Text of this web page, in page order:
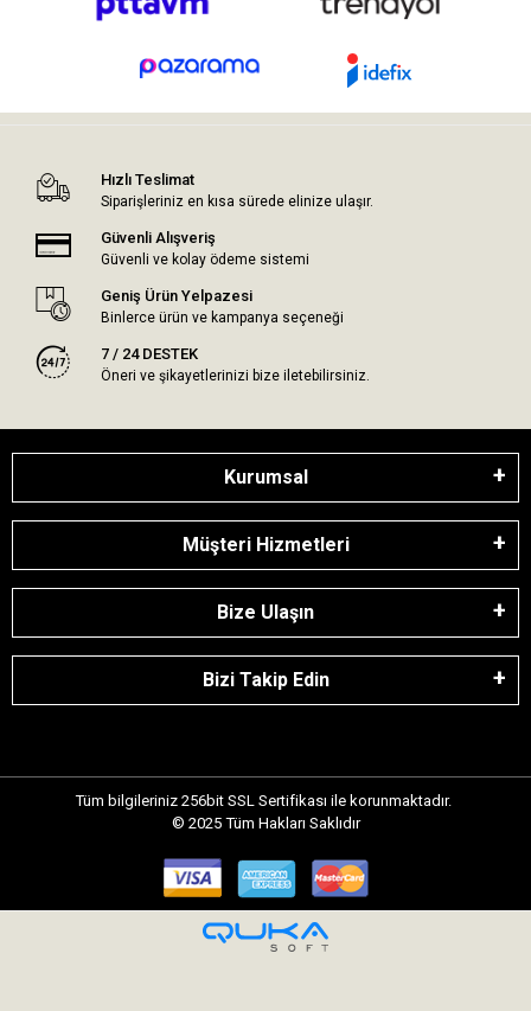
Hızlı Teslimat
Siparişleriniz en kısa sürede elinize ulaşır.
Güvenli Alışveriş
Güvenli ve kolay ödeme sistemi
Geniş Ürün Yelpazesi
Binlerce ürün ve kampanya seçeneği
7 / 24 DESTEK
Öneri ve şikayetlerinizi bize iletebilirsiniz.
Kurumsal
Müşteri Hizmetleri
Bize Ulaşın
Bizi Takip Edin
Tüm bilgileriniz 256bit SSL Sertifikası ile korunmaktadır.
© 2025 Tüm Hakları Saklıdır